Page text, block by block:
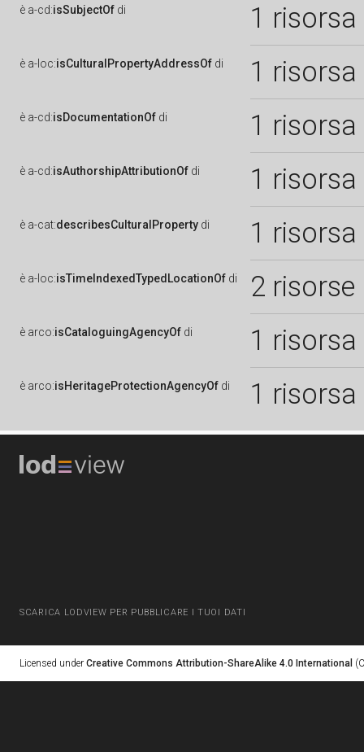
è a-cd:isSubjectOf di 1 risorsa
è a-loc:isCulturalPropertyAddressOf di 1 risorsa
è a-cd:isDocumentationOf di 1 risorsa
è a-cd:isAuthorshipAttributionOf di 1 risorsa
è a-cat:describesCulturalProperty di 1 risorsa
è a-loc:isTimeIndexedTypedLocationOf di 2 risorse
è arco:isCataloguingAgencyOf di 1 risorsa
è arco:isHeritageProtectionAgencyOf di 1 risorsa
SCARICA LODVIEW PER PUBBLICARE I TUOI DATI
Licensed under Creative Commons Attribution-ShareAlike 4.0 International